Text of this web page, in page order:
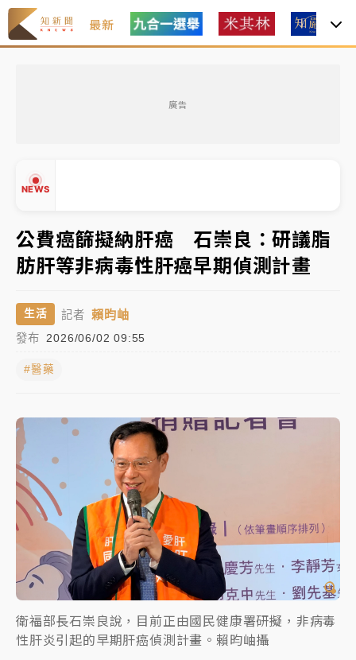
最新
廣告
NEWS
中信慈善基金會想增加董事人數！辜仲諒向法院聲請遭
駁 理由曝光
故宮《龍藏經》特展第2檔！今線上預約開賣一度塞車
周六起展出延長至晚上7時
台東農業處長涉圖利渡假村！東檢抗告成功 今重開羈
父親節泡湯了！中颱白海豚雨彈轟3天 「紅到發紫」降
雨熱區曝
暑假過三周才推「E宿新北打卡趣」！抽獎程序複雜 觀
中信慈善基金會想增加董事人數！辜仲諒向法院聲請遭
駁 理由曝光
故宮《龍藏經》特展第2檔！今線上預約開賣一度塞車
周六起展出延長至晚上7時
台東農業處長涉圖利渡假村！東檢抗告成功 今重開羈
押庭
父親節泡湯了！中颱白海豚雨彈轟3天 「紅到發紫」降
雨熱區曝
公費癌篩擬納肝癌 石崇良：研議脂
肪肝等非病毒性肝癌早期偵測計畫
生活 記者 賴昀岫
發布 2026/06/02 09:55
#醫藥
衛福部長石崇良說，目前正由國民健康署研擬，非病毒
性肝炎引起的早期肝癌偵測計畫。賴昀岫攝